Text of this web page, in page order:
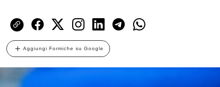
Aggiungi Formiche su Google